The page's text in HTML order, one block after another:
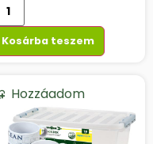
Kosárba teszem
Hozzáadom